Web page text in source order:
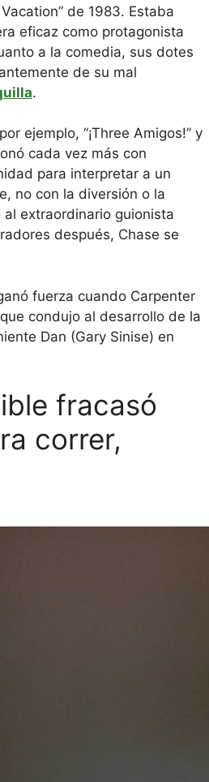
de 1983. Estaba
eficaz como protagonista
a la comedia, sus dotes
de su mal
.
ejemplo, “¡Three Amigos!” y
cada vez más con
para interpretar a un
no con la diversión o la
al extraordinario guionista
después, Chase se
fuerza cuando Carpenter
condujo al desarrollo de la
Dan (Gary Sinise) en
fracasó
correr,